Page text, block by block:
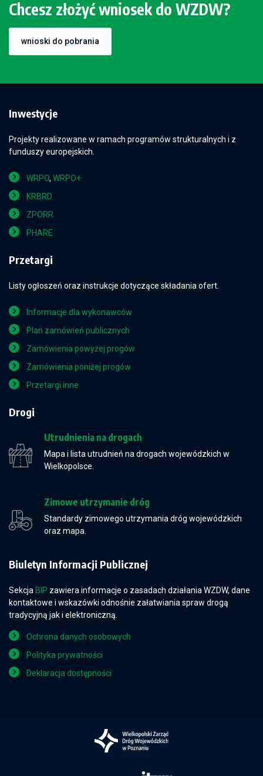
Chcesz złożyć wniosek do WZDW?
wnioski do pobrania
Inwestycje
Projekty realizowane w ramach programów strukturalnych i z
funduszy europejskich.
WRPO, WRPO+
KRBRD
ZPORR
PHARE
Przetargi
Listy ogłoszeń oraz instrukcje dotyczące składania ofert.
Informacje dla wykonawców
Plan zamówień publicznych
Zamówienia powyżej progów
Zamówienia poniżej progów
Przetargi inne
Drogi
Utrudnienia na drogach
Mapa i lista utrudnień na drogach wojewódzkich w
Wielkopolsce.
Zimowe utrzymanie dróg
Standardy zimowego utrzymania dróg wojewódzkich
oraz mapa.
Biuletyn Informacji Publicznej
Sekcja BIP zawiera informacje o zasadach działania WZDW, dane
kontaktowe i wskazówki odnośnie załatwiania spraw drogą
tradycyjną jak i elektroniczną.
Ochrona danych osobowych
Polityka prywatności
Deklaracja dostępności